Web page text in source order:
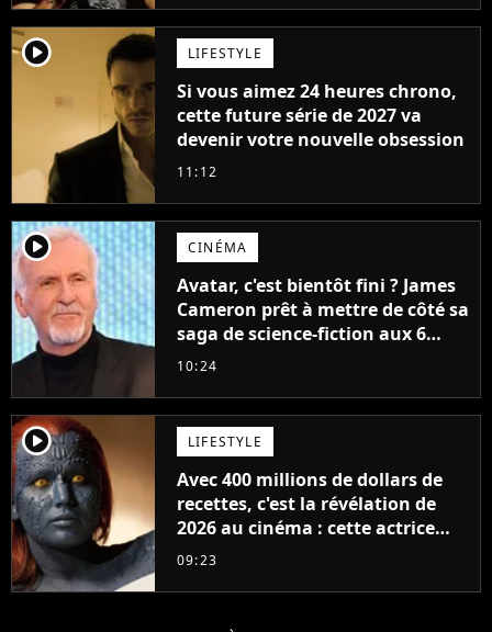
player2 LIFESTYLE
Si vous aimez 24 heures chrono,
cette future série de 2027 va
devenir votre nouvelle obsession
11:12
player2 CINÉMA
Avatar, c'est bientôt fini ? James
Cameron prêt à mettre de côté sa
saga de science-fiction aux 6
milliards de recettes
10:24
player2 LIFESTYLE
Avec 400 millions de dollars de
recettes, c'est la révélation de
2026 au cinéma : cette actrice
adorée prête à remplacer
09:23